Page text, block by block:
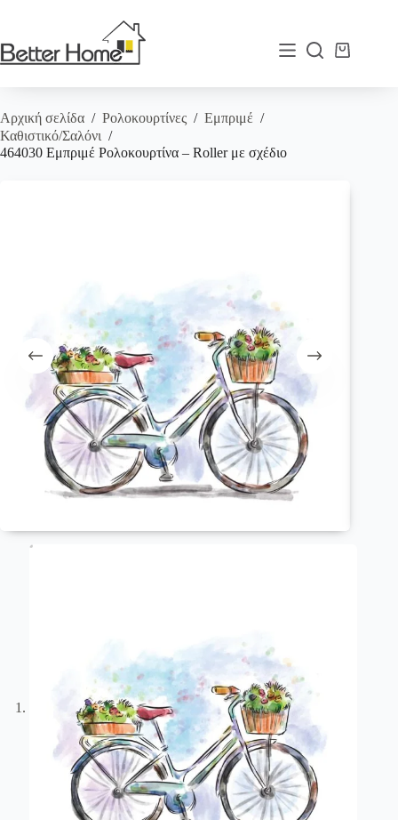
Καλάθι
Αρχική σελίδα / Ρολοκουρτίνες / Εμπριμέ /
Καθιστικό/Σαλόνι /
464030 Εμπριμέ Ρολοκουρτίνα – Roller με σχέδιο